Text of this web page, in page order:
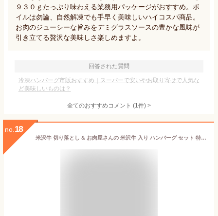
９３０ｇたっぷり味わえる業務用パッケージがおすすめ。ボ
イルは勿論、自然解凍でも手早く美味しいハイコスパ商品。
お肉のジューシーな旨みをデミグラスソースの豊かな風味が
引き立てる贅沢な美味しさ楽しめますよ。
回答された質問
冷凍ハンバーグ市販おすすめ｜スーパーで安いやお取り寄せで人気な
ど美味しいものは？
全てのおすすめコメント (1件) >
no. 18
米沢牛 切り落とし & お肉屋さんの 米沢牛 入り ハンバーグ セット 特盛 600g (300g＆150g×2個) | 御中元 湯煎 温めるだけ 冷凍ハンバーグ 和牛ハンバーグ 三大和牛 国産牛 黒毛和牛 牛肉 高級肉 すき焼き 焼肉 しゃぶしゃぶ 詰め合せ 取り寄せグルメ 内祝 御祝 肉ギフト